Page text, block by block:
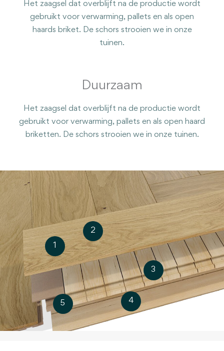
Het zaagsel dat overblijft na de productie wordt
gebruikt voor verwarming, pallets en als open
haards briket. De schors strooien we in onze
tuinen.
Duurzaam
Het zaagsel dat overblijft na de productie wordt
gebruikt voor verwarming, pallets en als open haard
briketten. De schors strooien we in onze tuinen.
1
2
3
4
5